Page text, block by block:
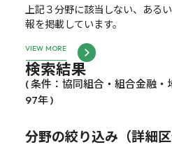
上記３分野に該当しない、ある
報を掲載しています。
VIEW MORE
検索結果
( 条件：協同組合・組合金融・
97年 )
分野の絞り込み（詳細区